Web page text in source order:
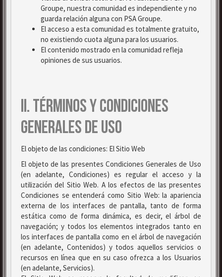
Groupe, nuestra comunidad es independiente y no
guarda relación alguna con PSA Groupe.
El acceso a esta comunidad es totalmente gratuito,
no existiendo cuota alguna para los usuarios.
El contenido mostrado en la comunidad refleja
opiniones de sus usuarios.
II. TÉRMINOS Y CONDICIONES
GENERALES DE USO
El objeto de las condiciones: El Sitio Web
El objeto de las presentes Condiciones Generales de Uso
(en adelante, Condiciones) es regular el acceso y la
utilización del Sitio Web. A los efectos de las presentes
Condiciones se entenderá como Sitio Web: la apariencia
externa de los interfaces de pantalla, tanto de forma
estática como de forma dinámica, es decir, el árbol de
navegación; y todos los elementos integrados tanto en
los interfaces de pantalla como en el árbol de navegación
(en adelante, Contenidos) y todos aquellos servicios o
recursos en línea que en su caso ofrezca a los Usuarios
(en adelante, Servicios).